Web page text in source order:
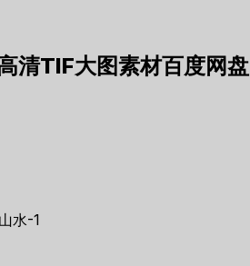
清TIF大图素材百度网盘
水-1